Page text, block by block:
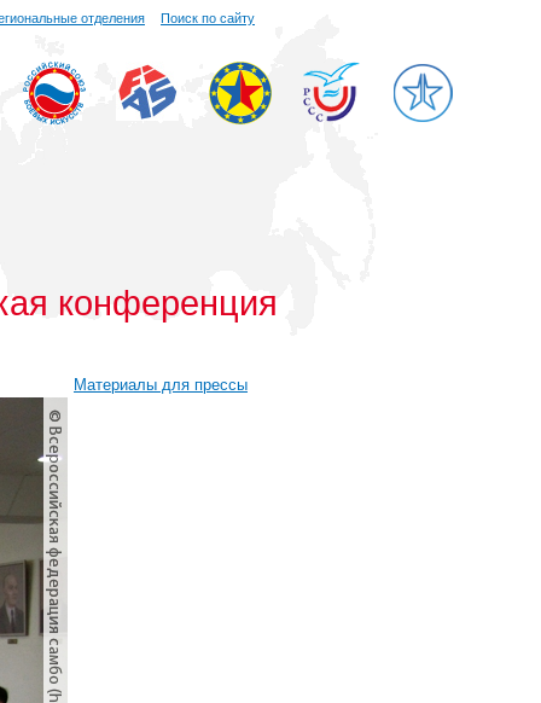
отделения Поиск по сайту
конференция
Материалы для прессы